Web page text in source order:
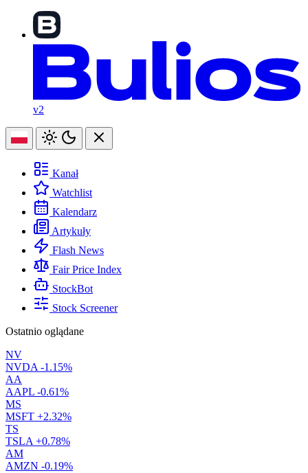
v2
Kanał
Watchlist
Kalendarz
Artykuły
Flash News
Fair Price Index
StockBot
Stock Screener
Ostatnio oglądane
NV
NVDA -1.15%
AA
AAPL -0.61%
MS
MSFT +2.32%
TS
TSLA +0.78%
AM
AMZN -0.19%